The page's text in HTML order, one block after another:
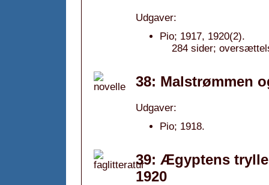
Udgaver:
Pio; 1917, 1920(2).
284 sider;
38: Malstrømmen
Udgaver:
Pio; 1918.
39: Ægyptens
1920